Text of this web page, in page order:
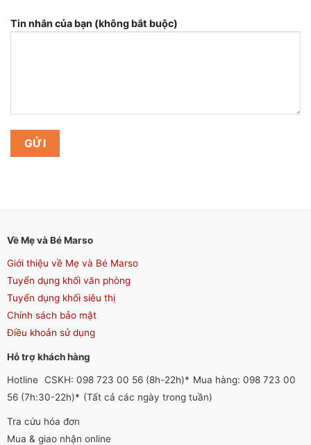
Tin nhắn của bạn (không bắt buộc)
Về Mẹ và Bé Marso
Giới thiệu về Mẹ và Bé Marso
Tuyển dụng khối văn phòng
Tuyển dụng khối siêu thị
Chính sách bảo mật
Điều khoản sử dụng
Hỗ trợ khách hàng
Hotline CSKH: 098 723 00 56 (8h-22h)* Mua hàng: 098 723 00
56 (7h:30-22h)* (Tất cả các ngày trong tuần)
Tra cứu hóa đơn
Mua & giao nhận online